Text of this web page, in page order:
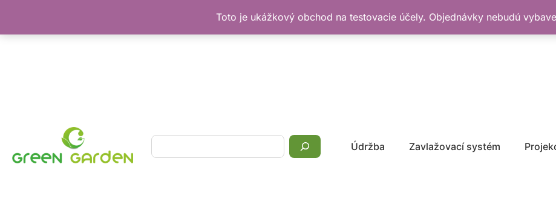
Toto je ukážkový obchod na testovacie účely. Objednávky nebudú
Údržba Zavlažovací systém